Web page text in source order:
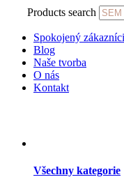
Products search
Spokojený zákazníci
Blog
Naše tvorba
O nás
Kontakt
Všechny kategorie